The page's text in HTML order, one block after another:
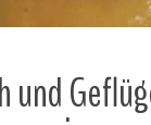
und